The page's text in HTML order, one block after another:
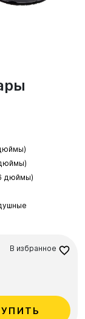
дюймы)
В избранное